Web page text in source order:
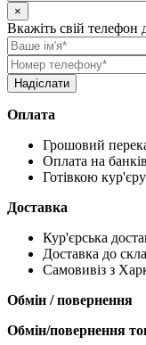
×
Вкажіть свій телефон
Оплата
Грошовий
Оплата на
Готівкою
Доставка
Кур'єрська
Доставка до
Самовивіз з
Обмін / повернення
Обмін/повернення